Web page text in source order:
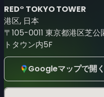
主催：黄身（https://x.com/
協力：Riot Games
▼参加者用Discord サーバー
https://discord.gg/
※今後、詳細等をこちらの
参加をお願い致します。
RED° TOKYO TOWER
港区, 日本
〒105-0011 東京都港区芝
トタウン内5F
Googleマップで開く